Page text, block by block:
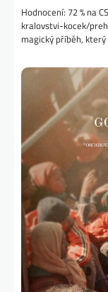
Hodnocení: 72 % na
kralovstvi-kocek/
magický příběh,